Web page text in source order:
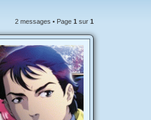
2 messages • Page 1 sur 1